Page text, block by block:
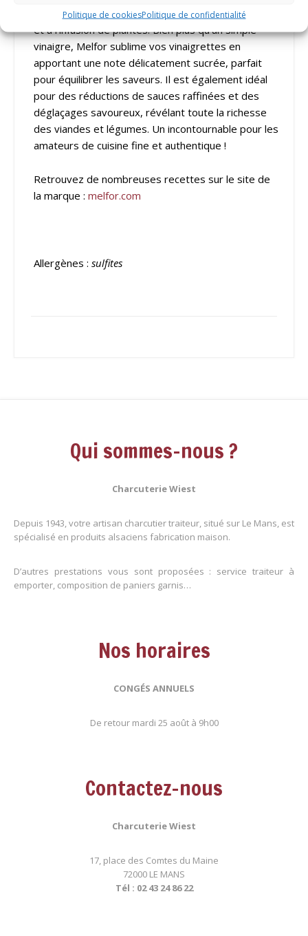
Politique de cookiesPolitique de confidentialité
et son goût unique, subtilement aromatisé au miel
et à l’infusion de plantes. Bien plus qu’un simple
vinaigre, Melfor sublime vos vinaigrettes en
apportant une note délicatement sucrée, parfait
pour équilibrer les saveurs. Il est également idéal
pour des réductions de sauces raffinées et des
déglaçages savoureux, révélant toute la richesse
des viandes et légumes. Un incontournable pour les
amateurs de cuisine fine et authentique !
Retrouvez de nombreuses recettes sur le site de
la marque : melfor.com
Allergènes : sulfites
Qui sommes-nous ?
Charcuterie Wiest
Depuis 1943, votre artisan charcutier traiteur, situé sur Le Mans, est
spécialisé en produits alsaciens fabrication maison.
D’autres prestations vous sont proposées : service traiteur à
emporter, composition de paniers garnis…
Nos horaires
CONGÉS ANNUELS
De retour mardi 25 août à 9h00
Contactez-nous
Charcuterie Wiest
17, place des Comtes du Maine
72000 LE MANS
Tél : 02 43 24 86 22